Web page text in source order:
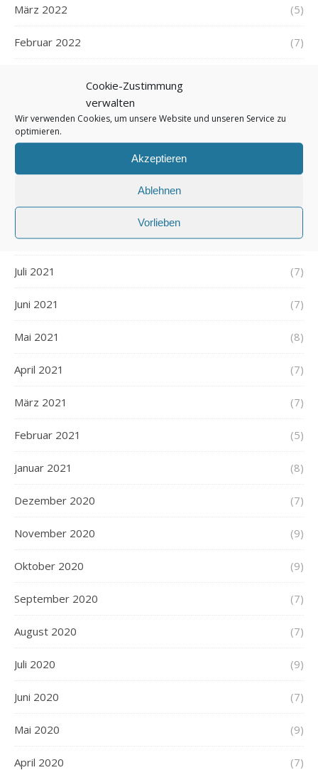
Cookie-Zustimmung
verwalten
Wir verwenden Cookies, um unsere Website und unseren Service zu
optimieren.
Akzeptieren
Ablehnen
Vorlieben
März 2022 (5)
Februar 2022 (7)
Dezember 2021
November 2021 (7)
Oktober 2021 (6)
September 2021 (7)
August 2021 (7)
Juli 2021 (7)
Juni 2021 (7)
Mai 2021 (8)
April 2021 (7)
März 2021 (7)
Februar 2021 (5)
Januar 2021 (8)
Dezember 2020 (7)
November 2020 (9)
Oktober 2020 (9)
September 2020 (7)
August 2020 (7)
Juli 2020 (9)
Juni 2020 (7)
Mai 2020 (9)
April 2020 (7)